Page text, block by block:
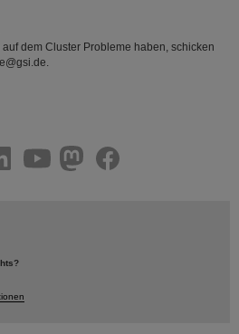
dem Cluster Probleme haben, schicken
facebook